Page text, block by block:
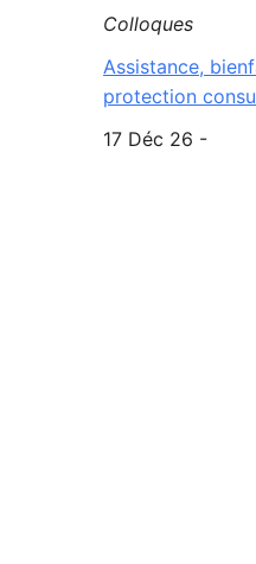
Colloques
Assistance,
protection
17 Déc 26 -